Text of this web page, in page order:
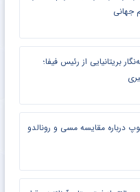
جهانی
بریتانیایی از رئیس فیفا؛
درباره مقایسه مسی و رونالدو